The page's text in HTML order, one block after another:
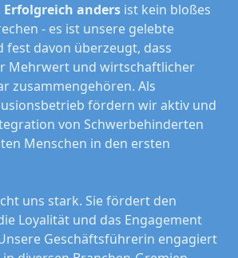
Erfolgreich anders ist kein bloßes
- es ist unsere gelebte
fest davon überzeugt, dass
Mehrwert und wirtschaftlicher
zusammengehören. Als
fördern wir aktiv und
von Schwerbehinderten
Menschen in den ersten
uns stark. Sie fördert den
Loyalität und das Engagement
Geschäftsführerin engagiert